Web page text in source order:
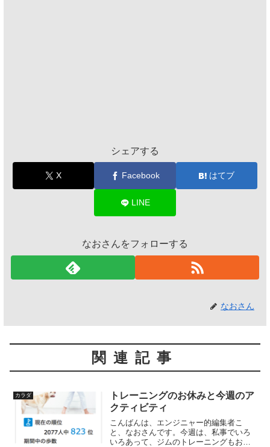
シェアする
X Facebook はてブ
LINE
なおさんをフォローする
なおさん
関連記事
カラダ
トレーニングのお休みと今週のア
クティビティ
こんばんは、エンジニャー的編集者こ
と、なおさんです。今週は、私事でいろ
いろあって、ジムのトレーニングもお休